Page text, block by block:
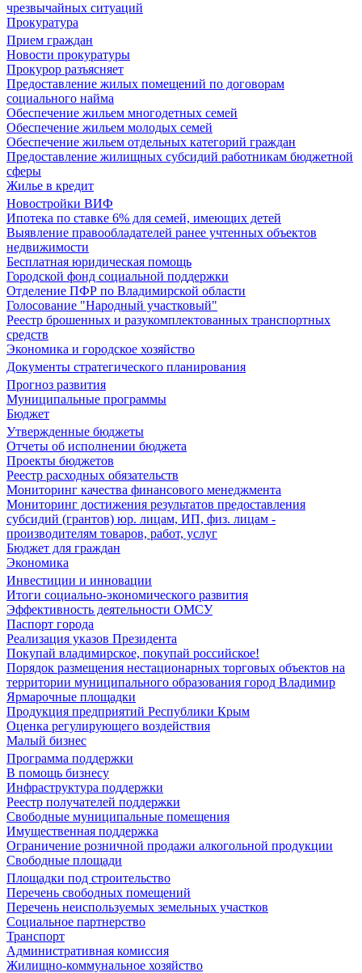
чрезвычайных ситуаций
Прокуратура
Прием граждан
Новости прокуратуры
Прокурор разъясняет
Предоставление жилых помещений по договорам
социального найма
Обеспечение жильем многодетных семей
Обеспечение жильем молодых семей
Обеспечение жильем отдельных категорий граждан
Предоставление жилищных субсидий работникам бюджетной
сферы
Жилье в кредит
Новостройки ВИФ
Ипотека по ставке 6% для семей, имеющих детей
Выявление правообладателей ранее учтенных объектов
недвижимости
Бесплатная юридическая помощь
Городской фонд социальной поддержки
Отделение ПФР по Владимирской области
Голосование "Народный участковый"
Реестр брошенных и разукомплектованных транспортных
средств
Экономика и городское хозяйство
Документы стратегического планирования
Прогноз развития
Муниципальные программы
Бюджет
Утвержденные бюджеты
Отчеты об исполнении бюджета
Проекты бюджетов
Реестр расходных обязательств
Мониторинг качества финансового менеджмента
Мониторинг достижения результатов предоставления
субсидий (грантов) юр. лицам, ИП, физ. лицам -
производителям товаров, работ, услуг
Бюджет для граждан
Экономика
Инвестиции и инновации
Итоги социально-экономического развития
Эффективность деятельности ОМСУ
Паспорт города
Реализация указов Президента
Покупай владимирское, покупай российское!
Порядок размещения нестационарных торговых объектов на
территории муниципального образования город Владимир
Ярмарочные площадки
Продукция предприятий Республики Крым
Оценка регулирующего воздействия
Малый бизнес
Программа поддержки
В помощь бизнесу
Инфраструктура поддержки
Реестр получателей поддержки
Свободные муниципальные помещения
Имущественная поддержка
Ограничение розничной продажи алкогольной продукции
Свободные площади
Площадки под строительство
Перечень свободных помещений
Перечень неиспользуемых земельных участков
Социальное партнерство
Транспорт
Административная комиссия
Жилищно-коммунальное хозяйство